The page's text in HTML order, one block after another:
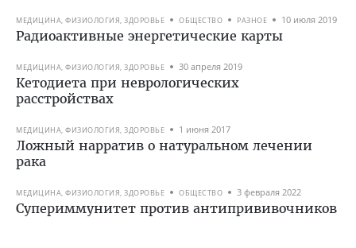
МЕДИЦИНА, ФИЗИОЛОГИЯ, ЗДОРОВЬЕ ОБЩЕСТВО РАЗНОЕ 10 июля 2019
Радиоактивные энергетические карты
МЕДИЦИНА, ФИЗИОЛОГИЯ, ЗДОРОВЬЕ 30 апреля 2019
Кетодиета при неврологических
расстройствах
МЕДИЦИНА, ФИЗИОЛОГИЯ, ЗДОРОВЬЕ 1 июня 2017
Ложный нарратив о натуральном лечении
рака
МЕДИЦИНА, ФИЗИОЛОГИЯ, ЗДОРОВЬЕ ОБЩЕСТВО 3 февраля 2022
Супериммунитет против антипрививочников